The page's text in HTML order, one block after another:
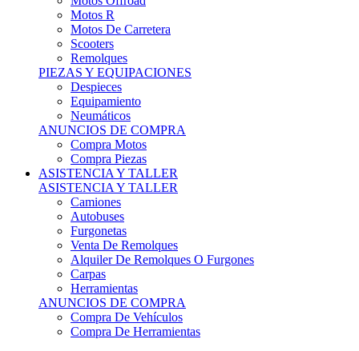
Motos R
Motos De Carretera
Scooters
Remolques
PIEZAS Y EQUIPACIONES
Despieces
Equipamiento
Neumáticos
ANUNCIOS DE COMPRA
Compra Motos
Compra Piezas
ASISTENCIA Y TALLER
ASISTENCIA Y TALLER
Camiones
Autobuses
Furgonetas
Venta De Remolques
Alquiler De Remolques O Furgones
Carpas
Herramientas
ANUNCIOS DE COMPRA
Compra De Vehículos
Compra De Herramientas